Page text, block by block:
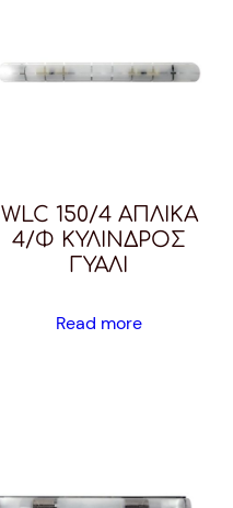
WLC 150/4 ΑΠΛΙΚΑ
4/Φ ΚΥΛΙΝΔΡΟΣ
ΓΥΑΛΙ
Read more